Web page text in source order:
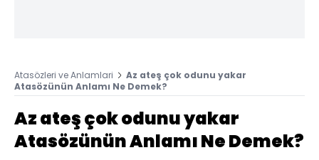
Atasözleri ve Anlamlari
Az ateş çok odunu yakar
Atasözünün Anlamı Ne Demek?
Az ateş çok odunu yakar
Atasözünün Anlamı Ne Demek?